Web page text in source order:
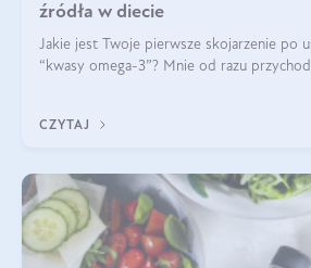
źródła w diecie
Jakie jest Twoje pierwsze skojarzenie po
“kwasy omega-3”? Mnie od razu
EPA.
CZYTAJ